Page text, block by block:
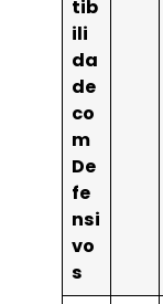
tib
ili
da
de
co
m
De
fe
nsi
vo
s